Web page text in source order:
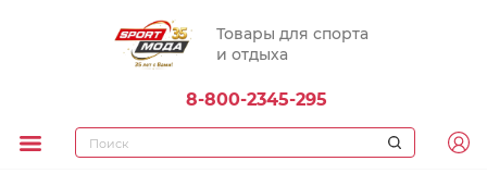
Товары для спорта
и отдыха
8-800-2345-295